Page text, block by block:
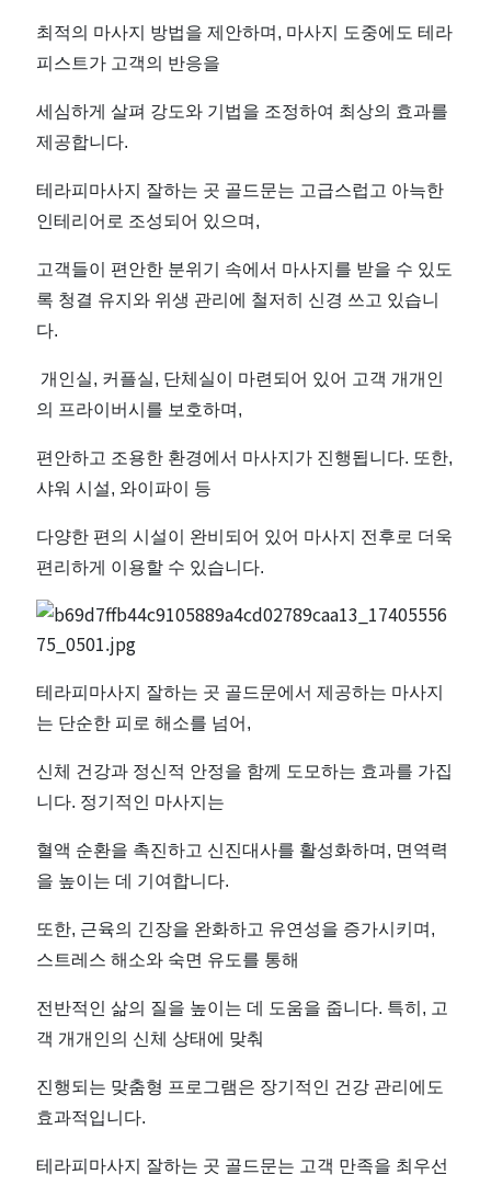
최적의 마사지 방법을 제안하며, 마사지 도중에도 테라
피스트가 고객의 반응을
세심하게 살펴 강도와 기법을 조정하여 최상의 효과를
제공합니다.
테라피마사지 잘하는 곳 골드문는 고급스럽고 아늑한
인테리어로 조성되어 있으며,
고객들이 편안한 분위기 속에서 마사지를 받을 수 있도
록 청결 유지와 위생 관리에 철저히 신경 쓰고 있습니
다.
개인실, 커플실, 단체실이 마련되어 있어 고객 개개인
의 프라이버시를 보호하며,
편안하고 조용한 환경에서 마사지가 진행됩니다. 또한,
샤워 시설, 와이파이 등
다양한 편의 시설이 완비되어 있어 마사지 전후로 더욱
편리하게 이용할 수 있습니다.
테라피마사지 잘하는 곳 골드문에서 제공하는 마사지
는 단순한 피로 해소를 넘어,
신체 건강과 정신적 안정을 함께 도모하는 효과를 가집
니다. 정기적인 마사지는
혈액 순환을 촉진하고 신진대사를 활성화하며, 면역력
을 높이는 데 기여합니다.
또한, 근육의 긴장을 완화하고 유연성을 증가시키며,
스트레스 해소와 숙면 유도를 통해
전반적인 삶의 질을 높이는 데 도움을 줍니다. 특히, 고
객 개개인의 신체 상태에 맞춰
진행되는 맞춤형 프로그램은 장기적인 건강 관리에도
효과적입니다.
테라피마사지 잘하는 곳 골드문는 고객 만족을 최우선